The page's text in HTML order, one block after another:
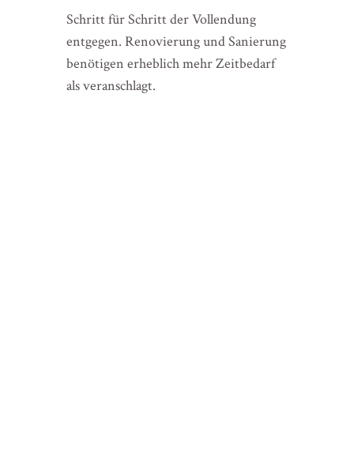
Schritt für Schritt der Vollendung
entgegen. Renovierung und Sanierung
benötigen erheblich mehr Zeitbedarf
als veranschlagt.